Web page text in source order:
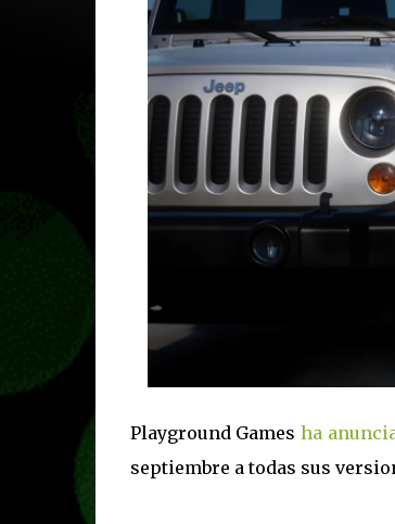
Playground Games ha
septiembre a todas sus